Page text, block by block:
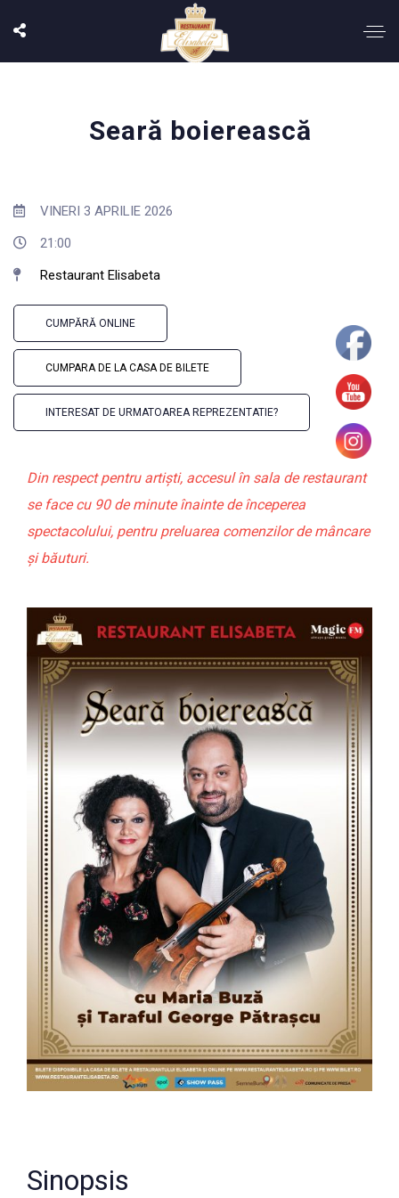
Seară boierească
VINERI 3 APRILIE 2026
21:00
Restaurant Elisabeta
CUMPĂRĂ ONLINE
CUMPARA DE LA CASA DE BILETE
INTERESAT DE URMATOAREA REPREZENTATIE?
Din respect pentru artiști, accesul în sala de restaurant
se face cu 90 de minute înainte de începerea
spectacolului, pentru preluarea comenzilor de mâncare
și băuturi.
Durata:
Cu:
Maria Buză
Taraful George Pătrașcu
Preț Bilet: 89 lei
Sinopsis